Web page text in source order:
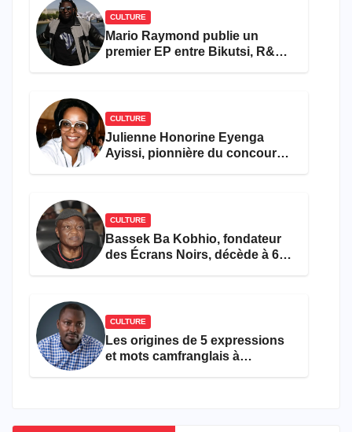
CULTURE
Mario Raymond publie un
premier EP entre Bikutsi, R&B
CULTURE
Julienne Honorine Eyenga
Ayissi, pionnière du concours
CULTURE
Bassek Ba Kobhio, fondateur
des Écrans Noirs, décède à 69
CULTURE
Les origines de 5 expressions
et mots camfranglais à